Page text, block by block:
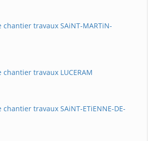
chantier travaux SAiNT-MARTiN-
chantier travaux LUCERAM
chantier travaux SAiNT-ETiENNE-DE-